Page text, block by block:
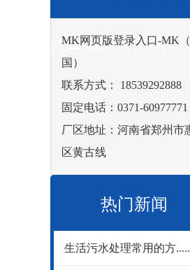
入口-MK（中国）
MK网页版登录入口-MK
国）
联系方式： 18539292888
固定电话：0371-60977771
厂区地址：河南省郑州市
区黄古线
热门新闻
生活污水处理常用的方